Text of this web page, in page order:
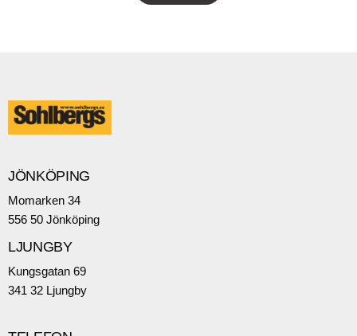
JÖNKÖPING
Momarken 34
556 50 Jönköping
LJUNGBY
Kungsgatan 69
341 32 Ljungby